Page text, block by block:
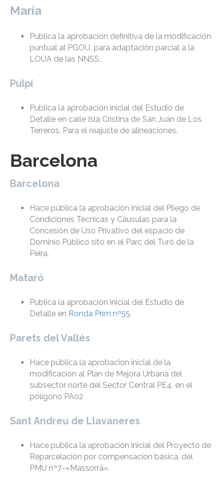
María
Publica la aprobación definitiva de la modificación
puntual al PGOU, para adaptación parcial a la
LOUA de las NNSS..
Pulpí
Publica la aprobación inicial del Estudio de
Detalle en calle Isla Cristina de San Juan de Los
Terreros. Para el reajuste de alineaciones.
Barcelona
Barcelona
Hace pública la aprobación inicial del Pliego de
Condiciones Técnicas y Cáusulas para la
Concesión de Uso Privativo del espacio de
Dominio Público sito en el Parc del Turó de la
Peira.
Mataró
Publica la aprobación inicial del Estudio de
Detalle en Ronda Prim nº55.
Parets del Vallès
Hace pública la aprobación inicial de la
modificación al Plan de Mejora Urbana del
subsector norte del Sector Central PE4, en el
polígono PA02
Sant Andreu de Llavaneres
Hace pública la aprobación inicial del Proyecto de
Reparcelación por compensación básica, del
PMU nº7-«Massorrá».